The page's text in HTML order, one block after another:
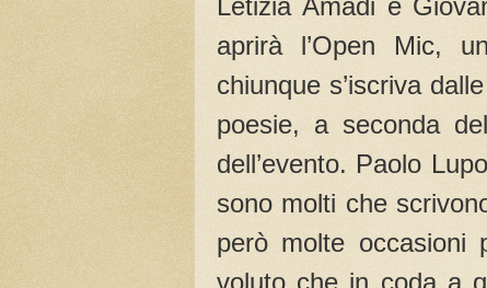
Letizia Amadi e
aprirà l’Open Mic,
chiunque s’iscriva
poesie, a seconda
dell’evento. Paolo
sono molti che
però molte occasioni
voluto che in coda a